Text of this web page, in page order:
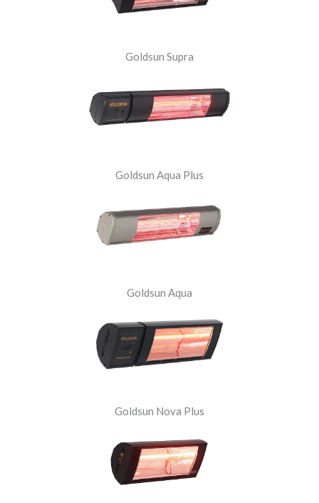
Goldsun Supra
Goldsun Aqua Plus
Goldsun Aqua
Goldsun Nova Plus